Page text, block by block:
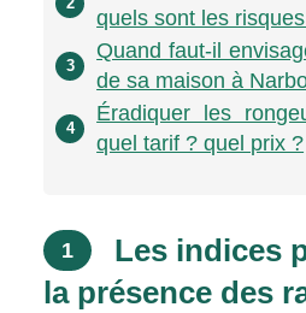
quels sont les
3
Quand faut-il
de sa maison à
4
Éradiquer les
quel tarif ? quel prix ?
1
Les indices
la présence des